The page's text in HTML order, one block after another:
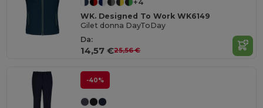
+4
WK. Designed To Work WK6149
Gilet donna DayToDay
Da:
14,57 €25,56 €
-40%